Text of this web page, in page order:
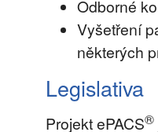
Odborné
Vyšetření
některých
Legislativa
Projekt ePACS®